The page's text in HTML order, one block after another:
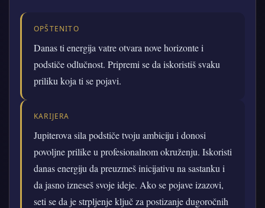
OPŠTENITO
Danas ti energija vatre otvara nove horizonte i
podstiče odlučnost. Pripremi se da iskoristiš svaku
priliku koja ti se pojavi.
KARIJERA
Jupiterova sila podstiče tvoju ambiciju i donosi
povoljne prilike u profesionalnom okruženju. Iskoristi
danas energiju da preuzmeš inicijativu na sastanku i
da jasno izneseš svoje ideje. Ako se pojave izazovi,
seti se da je strpljenje ključ za postizanje dugoročnih